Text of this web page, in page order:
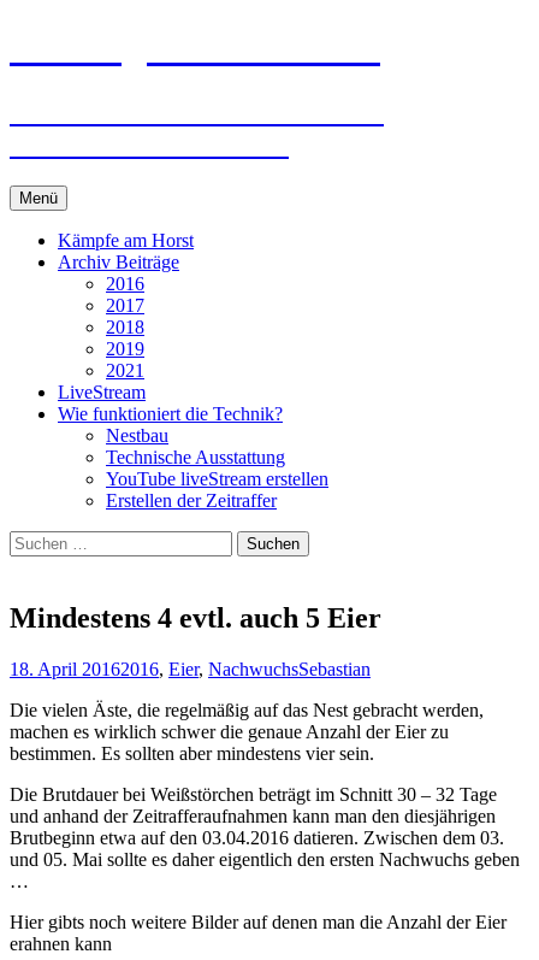
Menü
Kämpfe am Horst
Archiv Beiträge
2016
2017
2018
2019
2021
LiveStream
Wie funktioniert die Technik?
Nestbau
Technische Ausstattung
YouTube liveStream erstellen
Erstellen der Zeitraffer
Suchen
nach:
Mindestens 4 evtl. auch 5 Eier
18. April 20162016, Eier, NachwuchsSebastian
Die vielen Äste, die regelmäßig auf das Nest gebracht werden,
machen es wirklich schwer die genaue Anzahl der Eier zu
bestimmen. Es sollten aber mindestens vier sein.
Die Brutdauer bei Weißstörchen beträgt im Schnitt 30 – 32 Tage
und anhand der Zeitrafferaufnahmen kann man den diesjährigen
Brutbeginn etwa auf den 03.04.2016 datieren. Zwischen dem 03.
und 05. Mai sollte es daher eigentlich den ersten Nachwuchs geben
…
Hier gibts noch weitere Bilder auf denen man die Anzahl der Eier
erahnen kann